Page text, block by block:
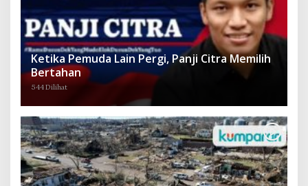
Ketika Pemuda Lain Pergi, Panji Citra Memilih
Bertahan
544 Dilihat